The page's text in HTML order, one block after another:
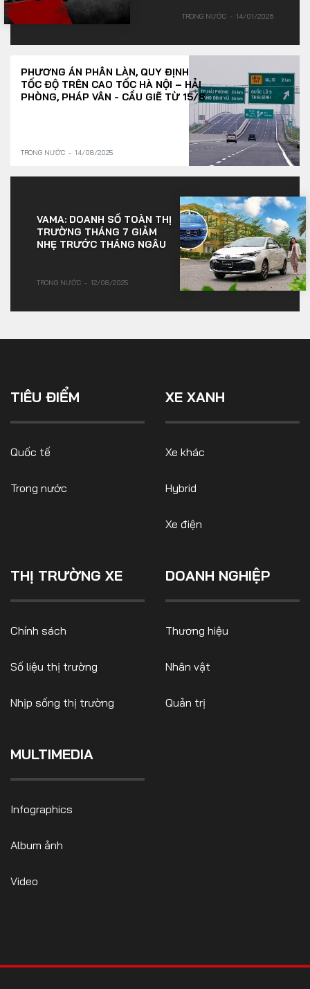
TRONG NƯỚC 14/01/2026
PHƯƠNG ÁN PHÂN LÀN, QUY ĐỊNH
TỐC ĐỘ TRÊN CAO TỐC HÀ NỘI – HẢI
PHÒNG, PHÁP VÂN - CẦU GIẼ TỪ 15/8
TRONG NƯỚC 14/08/2025
VAMA: DOANH SỐ TOÀN THỊ
TRƯỜNG THÁNG 7 GIẢM
NHẸ TRƯỚC THÁNG NGÂU
TRONG NƯỚC 12/08/2025
TIÊU ĐIỂM
Quốc tế
Trong nước
XE XANH
Xe khác
Hybrid
Xe điện
THỊ TRƯỜNG XE
Chính sách
Số liệu thị trường
Nhịp sống thị trường
DOANH NGHIỆP
Thương hiệu
Nhân vật
Quản trị
MULTIMEDIA
Infographics
Album ảnh
Video